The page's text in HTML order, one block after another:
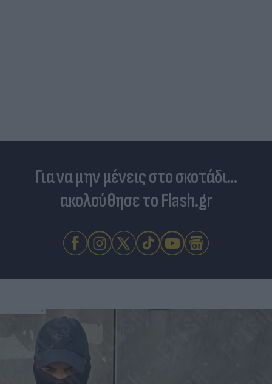
Για να μην μένεις στο σκοτάδι...
ακολούθησε το Flash.gr